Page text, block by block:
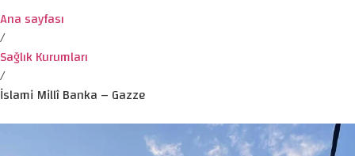
Ana sayfası
/
Sağlık Kurumları
/
İslami Millî Banka – Gazze